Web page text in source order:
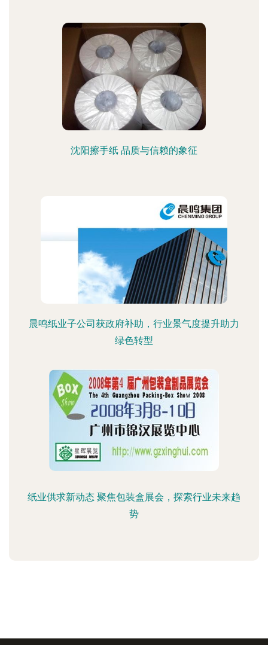
沈阳擦手纸 品质与信赖的象征
晨鸣纸业子公司获政府补助，行业景气度提升助力
绿色转型
纸业供求新动态 聚焦包装盒展会，探索行业未来趋
势